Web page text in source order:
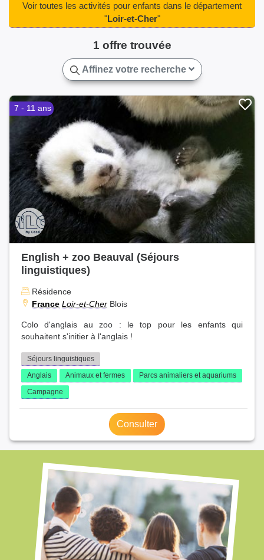
1 offre trouvée
Voir toutes les activités pour enfants dans le département
"Loir-et-Cher"
Affinez votre recherche
7 - 11 ans
English + zoo Beauval (Séjours
linguistiques)
Résidence
France Loir-et-Cher Blois
Colo d'anglais au zoo : le top pour les enfants qui
souhaitent s'initier à l'anglais !
Séjours linguistiques
Anglais
Animaux et fermes
Parcs animaliers et aquariums
Campagne
Consulter